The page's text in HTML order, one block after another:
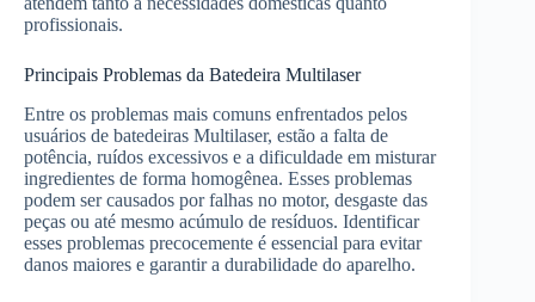
profissionais.
Principais Problemas da Batedeira Multilaser
Entre os problemas mais comuns enfrentados pelos
usuários de batedeiras Multilaser, estão a falta de
potência, ruídos excessivos e a dificuldade em misturar
ingredientes de forma homogênea. Esses problemas
podem ser causados por falhas no motor, desgaste das
peças ou até mesmo acúmulo de resíduos. Identificar
esses problemas precocemente é essencial para evitar
danos maiores e garantir a durabilidade do aparelho.